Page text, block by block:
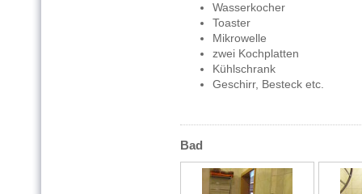
Wasserkocher
Toaster
Mikrowelle
zwei Kochplatten
Kühlschrank
Geschirr, Besteck etc.
Bad